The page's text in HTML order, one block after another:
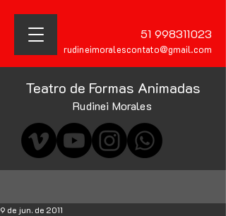
Teatro de Formas Animadas
Rudinei Morales
rudineimoralescontato@gmail.com
51 998311023
9 de jun. de 2011